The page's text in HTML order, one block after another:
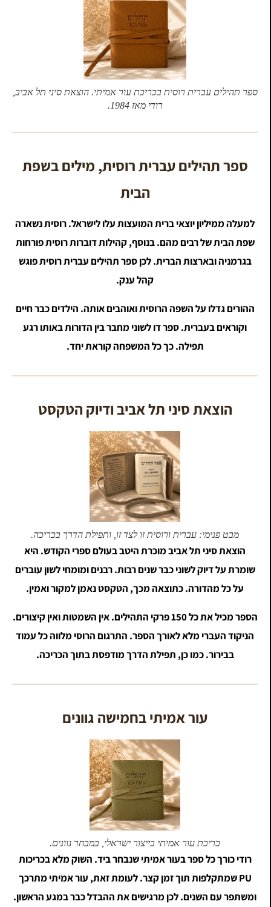
ספר תהילים עברית רוסית בכריכת עור אמיתי. הוצאת סיני תל אביב,
רודי מאז 1984.
ספר תהילים עברית רוסית, מילים בשפת
הבית
למעלה ממיליון יוצאי ברית המועצות עלו לישראל. רוסית נשארה
שפת הבית של רבים מהם. בנוסף, קהילות דוברות רוסית פורחות
בגרמניה ובארצות הברית. לכן ספר תהילים עברית רוסית פוגש
קהל ענק.
ההורים גדלו על השפה הרוסית ואוהבים אותה. הילדים כבר חיים
וקוראים בעברית. ספר דו לשוני מחבר בין הדורות באותו רגע
תפילה. כך כל המשפחה קוראת יחד.
הוצאת סיני תל אביב ודיוק הטקסט
מבט פנימי: עברית ורוסית זו לצד זו, ותפילת הדרך בכריכה.
הוצאת סיני תל אביב מוכרת היטב בעולם ספרי הקודש. היא
שומרת על דיוק לשוני כבר שנים רבות. רבנים ומומחי לשון עוברים
על כל מהדורה. כתוצאה מכך, הטקסט נאמן למקור ואמין.
הספר מכיל את כל 150 פרקי התהילים. אין השמטות ואין קיצורים.
הניקוד העברי מלא לאורך הספר. התרגום הרוסי מלווה כל עמוד
בבירור. כמו כן, תפילת הדרך מודפסת בתוך הכריכה.
עור אמיתי בחמישה גוונים
כריכת עור אמיתי בייצור ישראלי, במבחר גוונים.
רודי כורך כל ספר בעור אמיתי שנבחר ביד. השוק מלא בכריכות
PU שמתקלפות תוך זמן קצר. לעומת זאת, עור אמיתי מתרכך
ומשתפר עם השנים. לכן מרגישים את ההבדל כבר במגע הראשון.